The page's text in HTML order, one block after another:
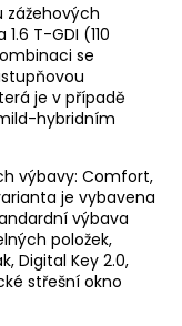
zážehových
T-GDI (110
se
je v případě
hybridním
výbavy: Comfort,
je vybavena
výbava
položek,
Digital Key 2.0,
střešní okno